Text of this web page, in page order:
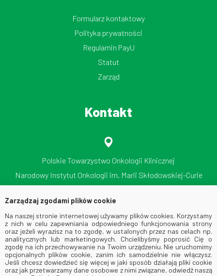
Formularz kontaktowy
Polityka prywatności
Regulamin PayU
Statut
Zarząd
Kontakt
Polskie Towarzystwo Onkologii Klinicznej
Narodowy Instytut Onkologii im. Marii Skłodowskiej-Curie
ul. Roentgena 5, 02-781 Warszawa
tel./faks: 512 606 724
Zarządzaj zgodami plików cookie
Na naszej stronie internetowej używamy plików cookies. Korzystamy
z nich w celu zapewniania odpowiedniego funkcjonowania strony
oraz jeżeli wyrazisz na to zgodę, w ustalonych przez nas celach np.
analitycznych lub marketingowych. Chcielibyśmy poprosić Cię o
zgodę na ich przechowywanie na Twoim urządzeniu. Nie uruchomimy
opcjonalnych plików cookie, zanim ich samodzielnie nie włączysz.
Jeśli chcesz dowiedzieć się więcej w jaki sposób działają pliki cookie
oraz jak przetwarzamy dane osobowe z nimi związane, odwiedź naszą